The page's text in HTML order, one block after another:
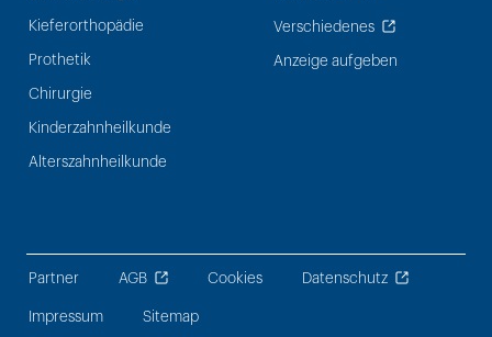
Kieferorthopädie
Prothetik
Chirurgie
Kinderzahnheilkunde
Alterszahnheilkunde
Verschiedenes
Anzeige aufgeben
Partner AGB Cookies Datenschutz
Impressum Sitemap